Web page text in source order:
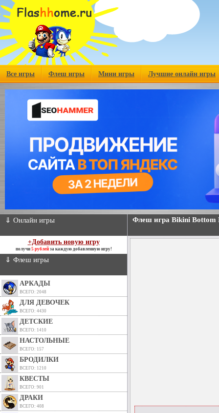
Все игры Флеш игры Мини игры Лучшие онлайн игры
⇓ Онлайн игры
+Добавить новую игру
получи 5 рублейза каждую добавленную игру!
⇓ Флеш игры
АРКАДЫ
ВСЕГО: 2048
ДЛЯ ДЕВОЧЕК
ВСЕГО: 4430
ДЕТСКИЕ
ВСЕГО: 1410
НАСТОЛЬНЫЕ
ВСЕГО: 157
БРОДИЛКИ
ВСЕГО: 1210
КВЕСТЫ
ВСЕГО: 901
ДРАКИ
ВСЕГО: 408
Флеш игра Bikini Bottom